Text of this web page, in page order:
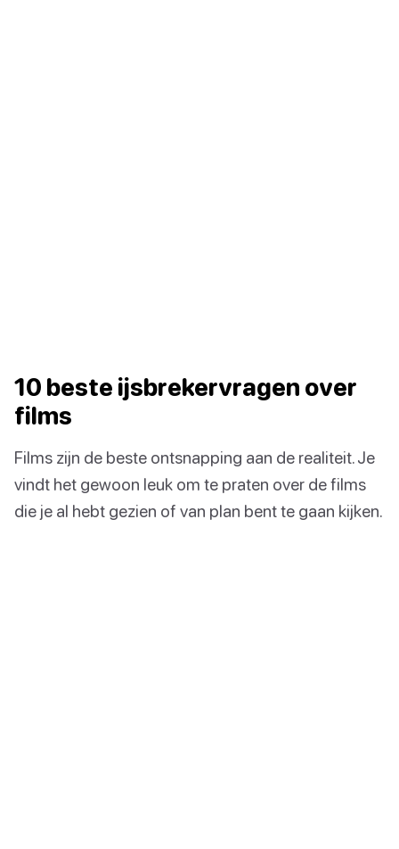
10 beste ijsbrekervragen over
films
Films zijn de beste ontsnapping aan de realiteit. Je
vindt het gewoon leuk om te praten over de films
die je al hebt gezien of van plan bent te gaan kijken.